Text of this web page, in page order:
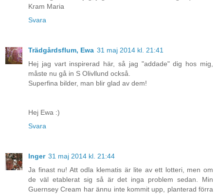
Kram Maria
Svara
Trädgårdsflum, Ewa 31 maj 2014 kl. 21:41
Hej jag vart inspirerad här, så jag "addade" dig hos mig,
måste nu gå in S Olivllund också.
Superfina bilder, man blir glad av dem!
Hej Ewa :)
Svara
Inger 31 maj 2014 kl. 21:44
Ja finast nu! Att odla klematis är lite av ett lotteri, men om
de väl etablerat sig så är det inga problem sedan. Min
Guernsey Cream har ännu inte kommit upp, planterad förra